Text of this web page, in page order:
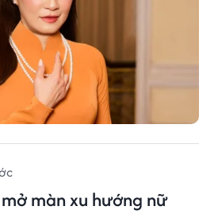
màn xu hướng nữ